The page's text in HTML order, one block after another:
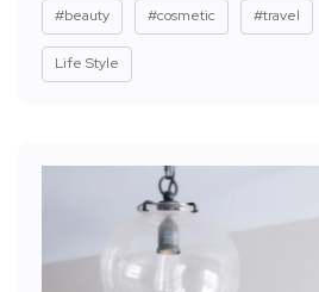
#beauty #cosmetic #travel
Life Style